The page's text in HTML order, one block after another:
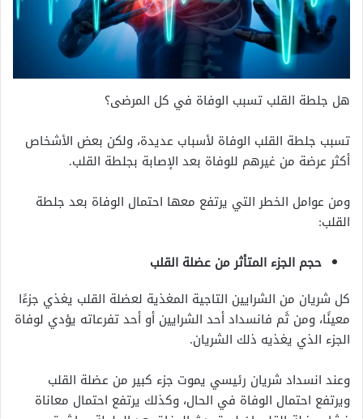
هل جلطة القلب تسبب الوفاة في كل المرضى؟
تسبب جلطة القلب الوفاة لأسباب عديدة، ولكن بعض الأشخاص
أكثر عرضة من غيرهم للوفاة بعد الإصابة بجلطة القلب.
ومن عوامل الخطر التي يرتفع معها احتمال الوفاة بعد جلطة
القلب:
حجم الجزء المتأثر من عضلة القلب
كل شريان من الشرايين التاجية المغذية لعضلة القلب يغذي جزءًا
معينًا، ومن ثَم فانسداد أحد الشرايين أو أحد تفرعاته يؤدي لوفاة
الجزء الذي يغذيه ذلك الشريان.
وعند انسداد شريان رئيسي يموت جزء كبير من عضلة القلب
ويرتفع احتمال الوفاة في الحال، وكذلك يرتفع احتمال معاناة